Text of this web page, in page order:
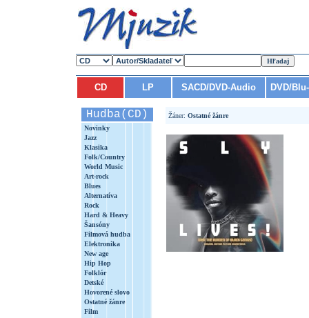
CD LP SACD/DVD-Audio DVD/
Hudba(CD)
Novinky
Jazz
Klasika
Folk/Country
World Music
Art-rock
Blues
Alternatíva
Rock
Hard & Heavy
Šansóny
Filmová hudba
Elektronika
New age
Hip Hop
Folklór
Detské
Hovorené slovo
Ostatné žánre
Film
Žáner: Ostatné žánre